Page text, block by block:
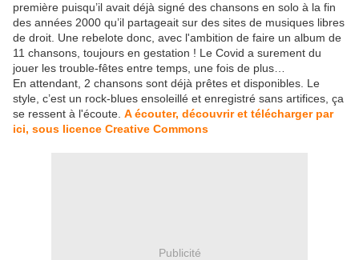
première puisqu’il avait déjà signé des chansons en solo à la fin
des années 2000 qu’il partageait sur des sites de musiques libres
de droit. Une rebelote donc, avec l'ambition de faire un album de
11 chansons, toujours en gestation ! Le Covid a surement du
jouer les trouble-fêtes entre temps, une fois de plus…
En attendant, 2 chansons sont déjà prêtes et disponibles. Le
style, c’est un rock-blues ensoleillé et enregistré sans artifices, ça
se ressent à l'écoute. A écouter, découvrir et télécharger par
ici, sous licence Creative Commons
Publicité